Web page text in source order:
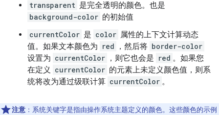
transparent 是完全透明的颜色。也是
background-color 的初始值
currentColor 是 color 属性的上下文计算动态
值。如果文本颜色为 red ，然后将 border-color
设置为 currentColor ，则它也会是 red 。如果您
在定义 currentColor 的元素上未定义颜色值，则系
统将改为通过级联计算 currentColor 。
注意 ：系统关键字是指由操作系统主题定义的颜色。这些颜色的示例